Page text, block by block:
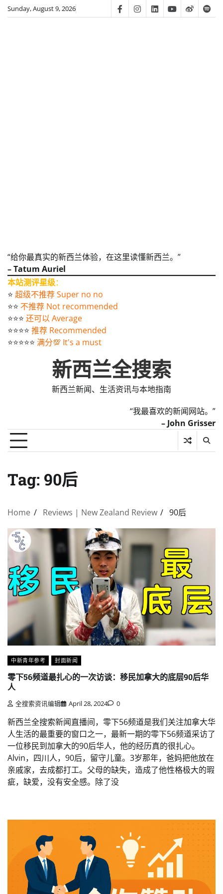
SkipSunday, August 9, 2026 FacebookInstagram
LinkedinYoutube
Weibo
“给你最真实的新西兰体验，在这里读懂新西兰。”
– Tatum Auriel
本站测评星级：
⭐️ 超级不推荐 Super no no
⭐️⭐️ 不推荐 Not recommended
⭐️⭐️⭐️ 还可以 Average
⭐️⭐️⭐️⭐️ 推荐 Recommended
⭐️⭐️⭐️⭐️⭐️ 满分💯 It's a must
新西兰全搜索
新西兰新闻、生活资讯与本地指南
“我最喜欢的新闻网站。”
– John Grisser
Tag: 90后
Home Reviews | New Zealand Review 90后
中新青年参考 封面新闻
零下56频道最扎心的一次访谈：移民加拿大的底层90后华
人
全搜索资讯编辑 April 28, 2024 0
新西兰全搜索新闻直播间，零下56频道是我们关注加拿大华
人生活的最重要的窗口之一，最新一期的零下56频道采访了
一位移民到加拿大的90后华人，他的经历真的很扎心。
Alvin，四川人，90后，留守儿童。3岁那年，爸妈把他放在
亲戚家，去成都打工。父母的缺失，造成了他性格极大的瑕
疵，缺爱，没有安全感。除了没